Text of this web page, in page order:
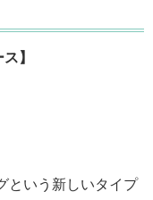
】
という新しいタイプ